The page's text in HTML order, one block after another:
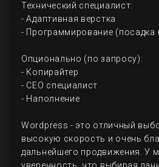
Технический специалист:
- Адаптивная верстка
- Программирование (посадка
Опционально (по запросу):
- Копирайтер
- СЕО специалист
- Наполнение
Wordpress - это отличный
высокую скорость и очень
дальнейшего продвижения. У